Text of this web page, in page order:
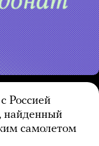
Россией
найденный
самолетом